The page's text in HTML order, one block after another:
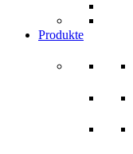
Produkte